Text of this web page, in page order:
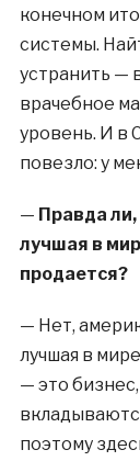
конечном
системы.
устранить —
врачебное
уровень. И в
повезло: у
— Правда
лучшая в
продается?
— Нет,
лучшая в
— это
поэтому